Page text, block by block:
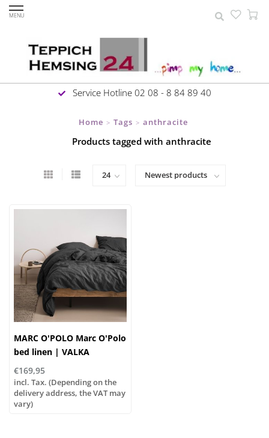
MENU
Service Hotline 02 08 - 8 84 89 40
Home > Tags > anthracite
Products tagged with anthracite
MARC O'POLO Marc O'Polo
bed linen | VALKA
anthracite | 100% linen
€169,95
incl. Tax. (Depending on the
delivery address, the VAT may
vary)